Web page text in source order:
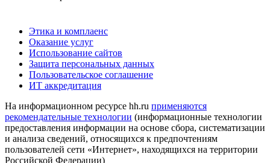
Этика и комплаенс
Оказание услуг
Использование сайтов
Защита персональных данных
Пользовательское соглашение
ИТ аккредитация
На информационном ресурсе hh.ru применяются
рекомендательные технологии (информационные технологии
предоставления информации на основе сбора, систематизации
и анализа сведений, относящихся к предпочтениям
пользователей сети «Интернет», находящихся на территории
Российской Федерации)